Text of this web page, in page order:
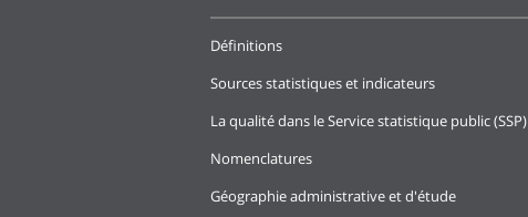
Définitions
Sources statistiques et indicateurs
La qualité dans le Service statistique public (SSP)
Nomenclatures
Géographie administrative et d'étude